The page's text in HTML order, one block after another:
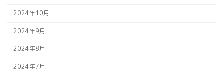
2024年10月
2024年9月
2024年8月
2024年7月